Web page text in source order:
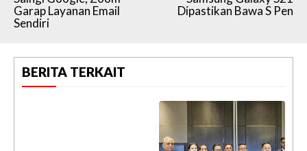
Garap Layanan Email
Sendiri
Dipastikan Bawa S Pen
BERITA TERKAIT